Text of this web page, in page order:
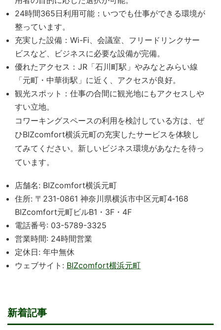
24時間365日利用可能：いつでも仕事ができる環境が
整っています。
充実した設備：Wi-Fi、会議室、フリードリンクサー
ビスなど、ビジネスに必要な設備が完備。
優れたアクセス：JR「石川町駅」やみなとみらい線
「元町・中華街駅」に近く、アクセスが良好。
観光スポット：仕事の合間に観光地にもアクセスしや
すい立地。
コワーキングスペースの利用を検討している方は、ぜ
ひBIZcomfort横浜元町の充実したサービスを体験し
てみてください。新しいビジネス環境があなたを待っ
ています。
店舗名: BIZcomfort横浜元町
住所: 〒231-0861 神奈川県横浜市中区元町4‐168
BIZcomfort元町ビルB1・3F・4F
電話番号: 03-5789-3325
営業時間: 24時間営業
定休日: 年中無休
ウェブサイト: BIZcomfort横浜元町
新着記事